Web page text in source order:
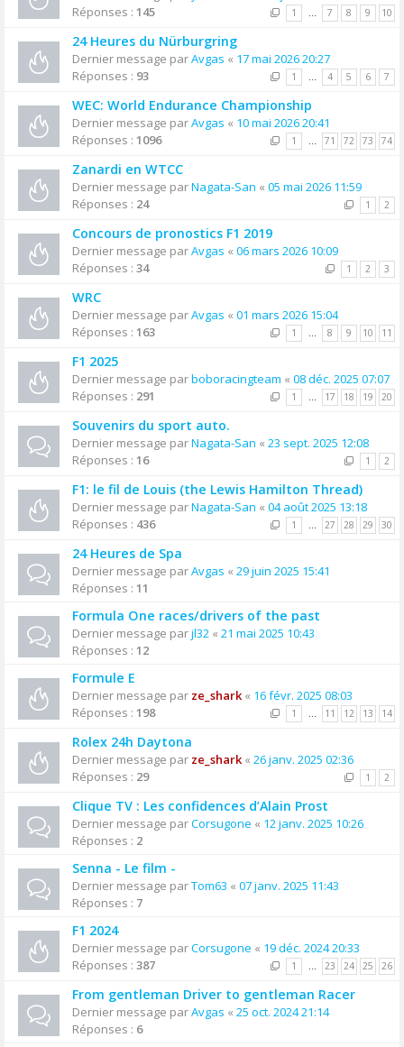
Réponses : 145 1 … 7 8 9 10
24 Heures du Nürburgring
Dernier message parAvgas « 17 mai 2026 20:27
Réponses : 93 1 … 4 5 6 7
WEC: World Endurance Championship
Dernier message parAvgas « 10 mai 2026 20:41
Réponses : 1096 1 … 71 72 73 74
Zanardi en WTCC
Dernier message parNagata-San « 05 mai 2026 11:59
Réponses : 24 1 2
Concours de pronostics F1 2019
Dernier message parAvgas « 06 mars 2026 10:09
Réponses : 34 1 2 3
WRC
Dernier message parAvgas « 01 mars 2026 15:04
Réponses : 163 1 … 8 9 10 11
F1 2025
Dernier message parboboracingteam « 08 déc. 2025 07:07
Réponses : 291 1 … 17 18 19 20
Souvenirs du sport auto.
Dernier message parNagata-San « 23 sept. 2025 12:08
Réponses : 16 1 2
F1: le fil de Louis (the Lewis Hamilton Thread)
Dernier message parNagata-San « 04 août 2025 13:18
Réponses : 436 1 … 27 28 29 30
24 Heures de Spa
Dernier message parAvgas « 29 juin 2025 15:41
Réponses : 11
Formula One races/drivers of the past
Dernier message parjl32 « 21 mai 2025 10:43
Réponses : 12
Formule E
Dernier message par ze_shark« 16 févr. 2025 08:03
Réponses : 198 1 … 11 12 13 14
Rolex 24h Daytona
Dernier message par ze_shark« 26 janv. 2025 02:36
Réponses : 29 1 2
Clique TV : Les confidences d’Alain Prost
Dernier message parCorsugone « 12 janv. 2025 10:26
Réponses : 2
Senna - Le film -
Dernier message parTom63 « 07 janv. 2025 11:43
Réponses : 7
F1 2024
Dernier message parCorsugone « 19 déc. 2024 20:33
Réponses : 387 1 … 23 24 25 26
From gentleman Driver to gentleman Racer
Dernier message parAvgas « 25 oct. 2024 21:14
Réponses : 6